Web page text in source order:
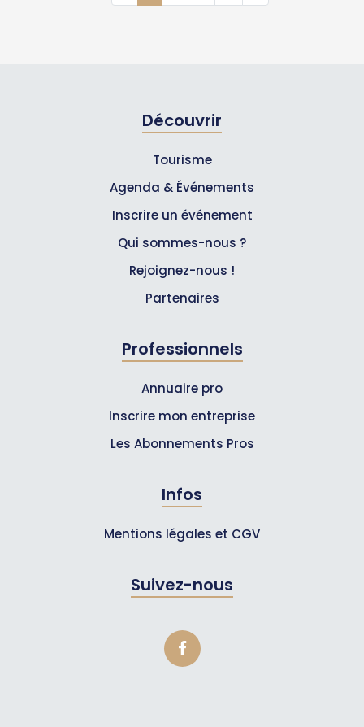
Découvrir
Tourisme
Agenda & Événements
Inscrire un événement
Qui sommes-nous ?
Rejoignez-nous !
Partenaires
Professionnels
Annuaire pro
Inscrire mon entreprise
Les Abonnements Pros
Infos
Mentions légales et CGV
Suivez-nous